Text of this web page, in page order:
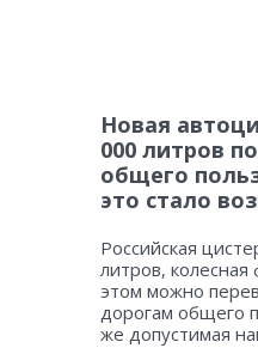
Новая
000 литров
общего
это стало
Российская
литров,
этом можно
дорогам общего
же допустимая